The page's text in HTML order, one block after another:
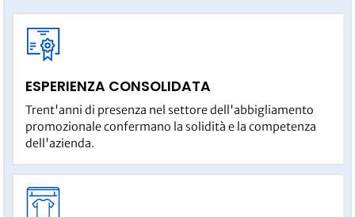
ESPERIENZA CONSOLIDATA
Trent'anni di presenza nel settore dell'abbigliamento
promozionale confermano la solidità e la competenza
dell'azienda.